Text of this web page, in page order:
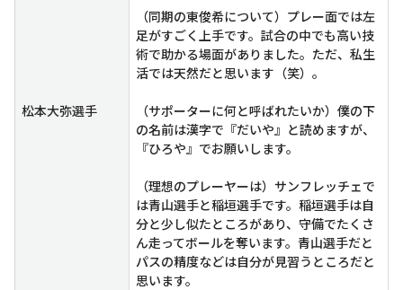
松本大弥選手
（同期の東俊希について）プレー面では左
足がすごく上手です。試合の中でも高い技
術で助かる場面がありました。ただ、私生
活では天然だと思います（笑）。
（サポーターに何と呼ばれたいか）僕の下
の名前は漢字で『だいや』と読めますが、
『ひろや』でお願いします。
（理想のプレーヤーは）サンフレッチェで
は青山選手と稲垣選手です。稲垣選手は自
分と少し似たところがあり、守備でたくさ
ん走ってボールを奪います。青山選手だと
パスの精度などは自分が見習うところだと
思います。